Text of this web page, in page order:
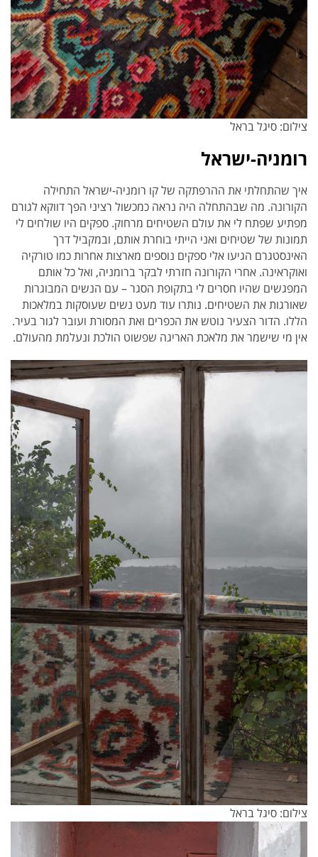
צילום: סיגל בראל
רומניה-ישראל
איך שהתחלתי את ההרפתקה של קו רומניה-ישראל התחילה
הקורונה. מה שבהתחלה היה נראה כמכשול רציני הפך דווקא לגורם
מפתיע שפתח לי את עולם השטיחים מרחוק. ספקים היו שולחים לי
תמונות של שטיחים ואני הייתי בוחרת אותם, ובמקביל דרך
האינסטגרם הגיעו אלי ספקים נוספים מארצות אחרות כמו טורקיה
ואוקראינה. אחרי הקורונה חזרתי לבקר ברומניה, ואל כל אותם
המפגשים שהיו חסרים לי בתקופת הסגר – עם הנשים המבוגרות
שאורגות את השטיחים. נותרו עוד מעט נשים שעוסקות במלאכות
הללו. הדור הצעיר נוטש את הכפרים ואת המסורת ועובר לגור בעיר.
אין מי שישמר את מלאכת האריגה שפשוט הולכת ונעלמת מהעולם.
צילום: סיגל בראל